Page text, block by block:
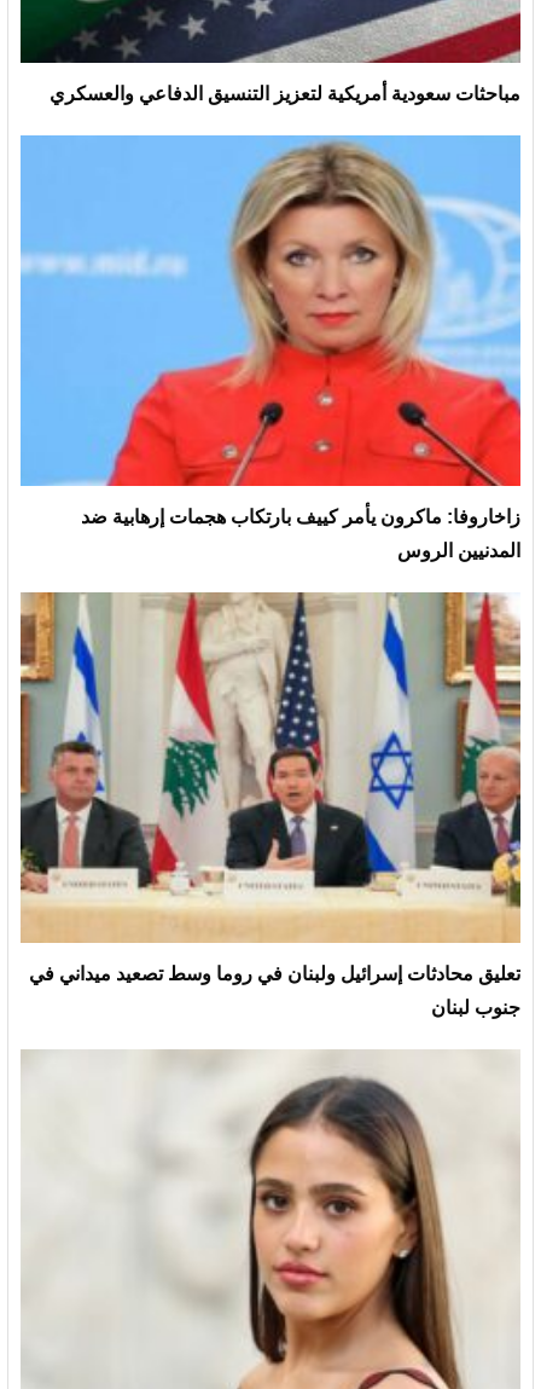
مباحثات سعودية أمريكية لتعزيز التنسيق الدفاعي والعسكري
زاخاروفا: ماكرون يأمر كييف بارتكاب هجمات إرهابية ضد
المدنيين الروس
تعليق محادثات إسرائيل ولبنان في روما وسط تصعيد ميداني في
جنوب لبنان